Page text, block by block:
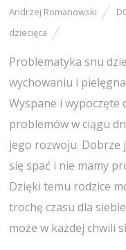
Andrzej Romanowski
dziecięca
Problematyka snu
wychowaniu i
Wyspane i wypoczęte
problemów w ciągu
jego rozwoju. Dobrze
się spać i nie mamy
Dzięki temu rodzice
trochę czasu dla
może w każdej chwili